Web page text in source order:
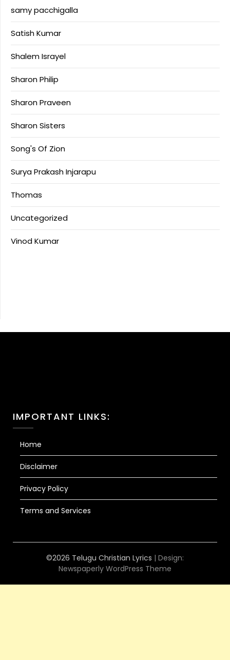
samy pacchigalla
Satish Kumar
Shalem Israyel
Sharon Philip
Sharon Praveen
Sharon Sisters
Song's Of Zion
Surya Prakash Injarapu
Thomas
Uncategorized
Vinod Kumar
IMPORTANT LINKS:
Home
Disclaimer
Privacy Policy
Terms and Services
©2026 Telugu Christian Lyrics | Design:
Newspaperly WordPress Theme